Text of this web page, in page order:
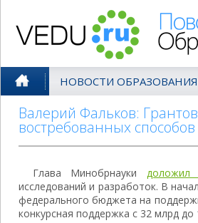
НОВОСТИ ОБРАЗОВАНИЯ
Валерий Фальков:
востребованных
Глава Минобрнауки доложил
исследований и разработок. В
федерального бюджета на
конкурсная поддержка с 32 млрд до